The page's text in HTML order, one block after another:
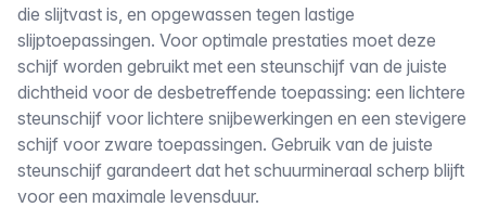
die slijtvast is, en opgewassen tegen lastige
slijptoepassingen. Voor optimale prestaties moet deze
schijf worden gebruikt met een steunschijf van de juiste
dichtheid voor de desbetreffende toepassing: een lichtere
steunschijf voor lichtere snijbewerkingen en een stevigere
schijf voor zware toepassingen. Gebruik van de juiste
steunschijf garandeert dat het schuurmineraal scherp blijft
voor een maximale levensduur.